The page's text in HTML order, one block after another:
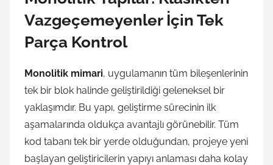
Vazgeçemeyenler İçin Tek
Parça Kontrol
Monolitik mimari, uygulamanın tüm bileşenlerinin
tek bir blok halinde geliştirildiği geleneksel bir
yaklaşımdır. Bu yapı, geliştirme sürecinin ilk
aşamalarında oldukça avantajlı görünebilir. Tüm
kod tabanı tek bir yerde olduğundan, projeye yeni
başlayan geliştiricilerin yapıyı anlaması daha kolay